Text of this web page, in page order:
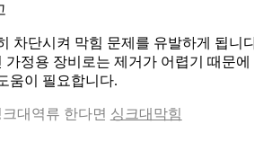
차단시켜 막힘 문제를 유발하게 됩니
정용 장비로는 제거가 어렵기 때문에
움이 필요합니다.
대역류 한다면 싱크대막힘